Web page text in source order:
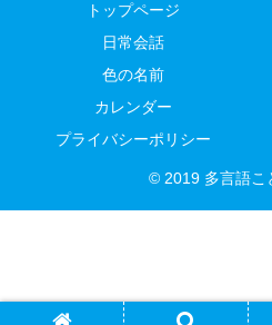
トップページ
日常会話
色の名前
カレンダー
プライバシーポリシー
© 2019 多言語こ